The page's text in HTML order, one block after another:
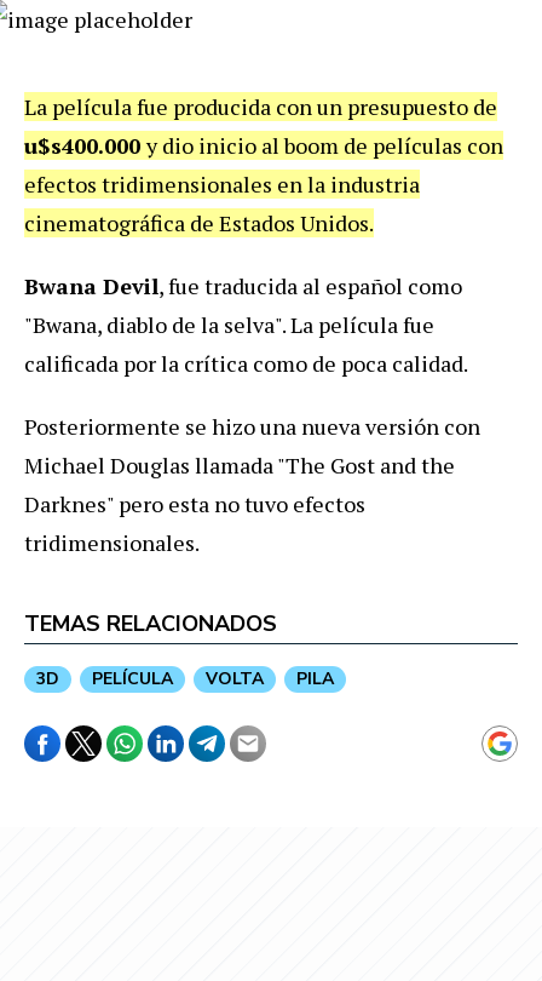
La película fue producida con un presupuesto de
u$s400.000y dio inicio al boom de películas con
efectos tridimensionales en la industria
cinematográfica de Estados Unidos.
Bwana Devil, fue traducida al español como
"Bwana, diablo de la selva". La película fue
calificada por la crítica como de poca calidad.
Posteriormente se hizo una nueva versión con
Michael Douglas llamada "The Gost and the
Darknes" pero esta no tuvo efectos
tridimensionales.
TEMAS RELACIONADOS
3D PELÍCULA VOLTA PILA